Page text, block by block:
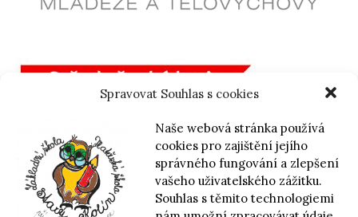
Spravovat Souhlas s cookies
Naše webová stránka používá
cookies pro zajištění jejího
správného fungování a zlepšení
vašeho uživatelského zážitku.
Souhlas s těmito technologiemi